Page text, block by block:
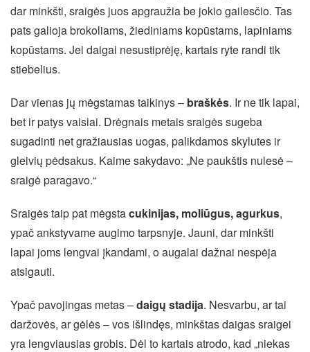
dar minkšti, sraigės juos apgraužia be jokio gailesčio. Tas
pats galioja brokoliams, žiediniams kopūstams, lapiniams
kopūstams. Jei daigai nesustiprėję, kartais ryte randi tik
stiebelius.
Dar vienas jų mėgstamas taikinys – braškės. Ir ne tik lapai,
bet ir patys vaisiai. Drėgnais metais sraigės sugeba
sugadinti net gražiausias uogas, palikdamos skylutes ir
gleivių pėdsakus. Kaime sakydavo: „Ne paukštis nulesė –
sraigė paragavo.“
Sraigės taip pat mėgstacukinijas, moliūgus, agurkus,
ypač ankstyvame augimo tarpsnyje. Jauni, dar minkšti
lapai joms lengvai įkandami, o augalai dažnai nespėja
atsigauti.
Ypač pavojingas metas –daigų stadija. Nesvarbu, ar tai
daržovės, ar gėlės – vos išlindęs, minkštas daigas sraigei
yra lengviausias grobis. Dėl to kartais atrodo, kad „niekas